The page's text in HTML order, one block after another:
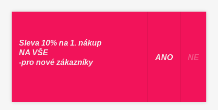
Sleva 10% na 1. nákup
NA VŠE
-pro nové zákazníky
​ ANO ​ NE